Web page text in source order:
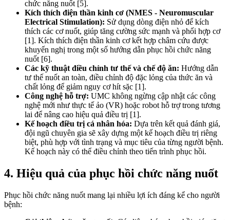
chức năng nuốt [5].
Kích thích điện thần kinh cơ (NMES - Neuromuscular
Electrical Stimulation): Sử dụng dòng điện nhỏ để kích
thích các cơ nuốt, giúp tăng cường sức mạnh và phối hợp cơ
[1]. Kích thích điện thần kinh cơ kết hợp châm cứu được
khuyến nghị trong một số hướng dẫn phục hồi chức năng
nuốt [6].
Các kỹ thuật điều chỉnh tư thế và chế độ ăn: Hướng dẫn
tư thế nuốt an toàn, điều chỉnh độ đặc lỏng của thức ăn và
chất lỏng để giảm nguy cơ hít sặc [1].
Công nghệ hỗ trợ: UMC không ngừng cập nhật các công
nghệ mới như thực tế ảo (VR) hoặc robot hỗ trợ trong tương
lai để nâng cao hiệu quả điều trị [1].
Kế hoạch điều trị cá nhân hóa: Dựa trên kết quả đánh giá,
đội ngũ chuyên gia sẽ xây dựng một kế hoạch điều trị riêng
biệt, phù hợp với tình trạng và mục tiêu của từng người bệnh.
Kế hoạch này có thể điều chỉnh theo tiến trình phục hồi.
4. Hiệu quả của phục hồi chức năng nuốt
Phục hồi chức năng nuốt mang lại nhiều lợi ích đáng kể cho người
bệnh: